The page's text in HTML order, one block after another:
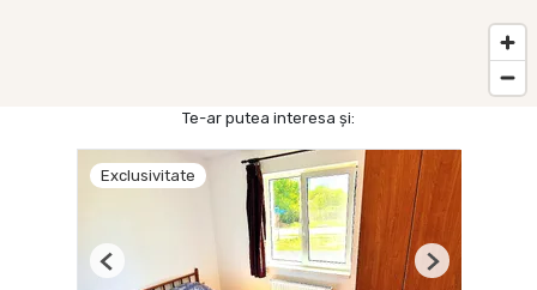
Te-ar putea interesa și:
Exclusivitate
Previous Next